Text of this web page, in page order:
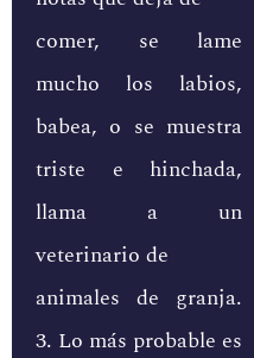
comer, se lame
mucho los labios,
babea, o se muestra
triste e hinchada,
llama a un
veterinario de
animales de granja.
3. Lo más probable es